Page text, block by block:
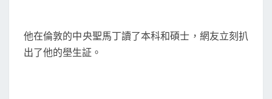
他在倫敦的中央聖馬丁讀了本科和碩士，網友立刻扒
出了他的壆生証。